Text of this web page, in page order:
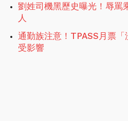
劉姓司機黑歷史曝光！辱罵
人
通勤族注意！TPASS月票
受影響